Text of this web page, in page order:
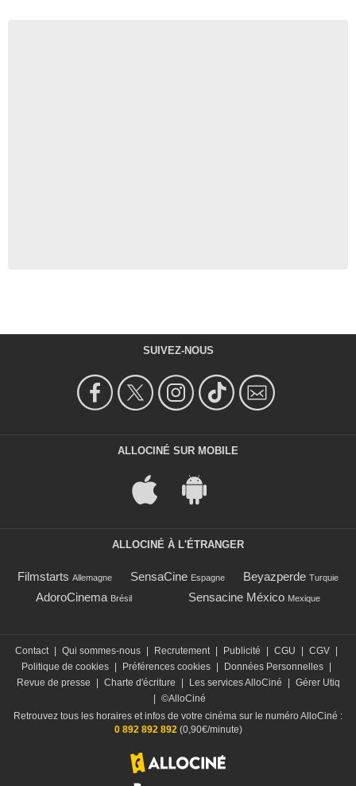
SUIVEZ-NOUS
ALLOCINÉ SUR MOBILE
ALLOCINÉ À L'ÉTRANGER
Filmstarts Allemagne SensaCine Espagne Beyazperde Turquie
AdoroCinema Brésil Sensacine México Mexique
Contact | Qui sommes-nous | Recrutement | Publicité | CGU | CGV |
Politique de cookies | Préférences cookies | Données Personnelles |
Revue de presse
| Charte d'écriture | Les services AlloCiné | Gérer Utiq
| ©AlloCiné
Retrouvez tous les horaires et infos de votre cinéma sur le numéro AlloCiné :
0 892 892 892 (0,90€/minute)